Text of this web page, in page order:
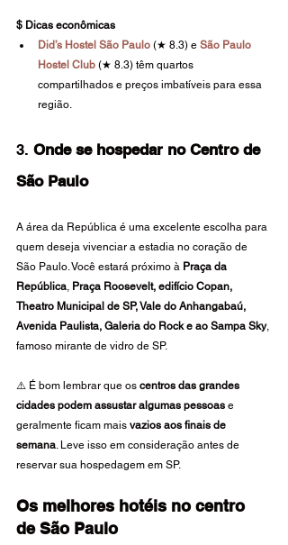
$ Dicas econômicas
Did’s Hostel São Paulo (★ 8.3) e São Paulo
Hostel Club (★ 8.3) têm quartos
compartilhados e preços imbatíveis para essa
região.
3. Onde se hospedar no Centro de
São Paulo
A área da República é uma excelente escolha para
quem deseja vivenciar a estadia no coração de
São Paulo. Você estará próximo à Praça da
República Praça Roosevelt, edifício Copan,
Theatro Municipal de SP, Vale do Anhangabaú,
Avenida Paulista, Galeria do Rock e ao Sampa Sky,
famoso mirante de vidro de SP.
⚠️ É bom lembrar que os centros das grandes
cidades podem assustar algumas pessoas e
geralmente ficam mais vazios aos finais de
semana . Leve isso em consideração antes de
reservar sua hospedagem em SP.
Os melhores hotéis no centro
de São Paulo